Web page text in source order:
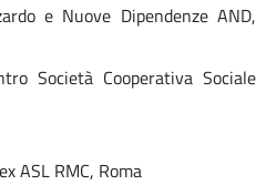
e Nuove Dipendenze AND,
Società Cooperativa Sociale
ASL RMC, Roma